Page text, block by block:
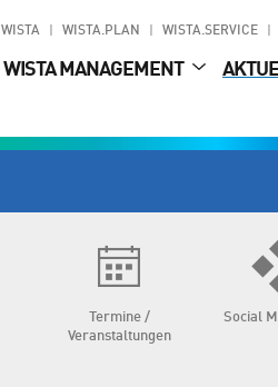
WISTA WISTA.PLAN WISTA.SERVICE
WISTA MANAGEMENT
Termine /
Veranstaltungen
Social